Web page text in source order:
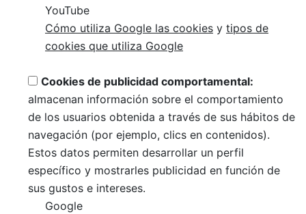
YouTube
Cómo utiliza Google las cookies y tipos de
cookies que utiliza Google
Cookies de publicidad comportamental:
almacenan información sobre el comportamiento
de los usuarios obtenida a través de sus hábitos de
navegación (por ejemplo, clics en contenidos).
Estos datos permiten desarrollar un perfil
específico y mostrarles publicidad en función de
sus gustos e intereses.
Google